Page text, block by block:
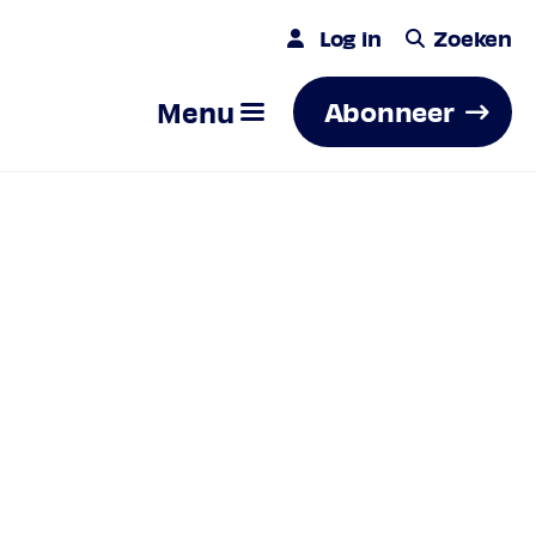
Log in Zoeken
Menu Abonneer